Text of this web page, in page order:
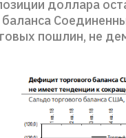
доллара
пошлин, не